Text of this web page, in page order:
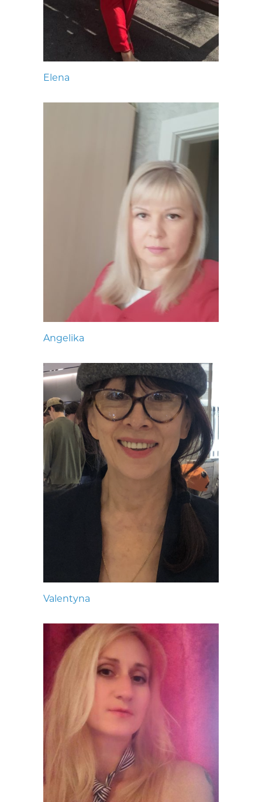
Elena
Angelika
Valentyna